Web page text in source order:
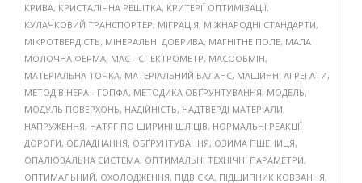
КРИВА, КРИСТАЛІЧНА РЕШІТКА, КРИТЕРІЇ ОПТИМІЗАЦІЇ,
КУЛАЧКОВИЙ ТРАНСПОРТЕР, МІГРАЦІЯ, МІЖНАРОДНІ СТАНДАРТИ,
МІКРОТВЕРДІСТЬ, МІНЕРАЛЬНІ ДОБРИВА, МАГНІТНЕ ПОЛЕ, МАЛА
МОЛОЧНА ФЕРМА, МАС - СПЕКТРОМЕТР, МАСООБМІН,
МАТЕРІАЛЬНА ТОЧКА, МАТЕРІАЛЬНИЙ БАЛАНС, МАШИННІ АГРЕГАТИ,
МЕТОД ВІНЕРА - ГОПФА, МЕТОДИКА ОБҐРУНТУВАННЯ, МОДЕЛЬ,
МОДУЛЬ ПОВЕРХОНЬ, НАДІЙНІСТЬ, НАДТВЕРДІ МАТЕРІАЛИ,
НАПРУЖЕННЯ, НАТЯГ ПО ШИРИНІ ШЛІЦІВ, НОРМАЛЬНІ РЕАКЦІЇ
ДОРОГИ, ОБЛАДНАННЯ, ОБҐРУНТУВАННЯ, ОЗИМА ПШЕНИЦЯ,
ОПАЛЮВАЛЬНА СИСТЕМА, ОПТИМАЛЬНІ ТЕХНІЧНІ ПАРАМЕТРИ,
ОПТИМАЛЬНИЙ, ОХОЛОДЖЕННЯ, ПІДВІСКА, ПІДШИПНИК КОВЗАННЯ,